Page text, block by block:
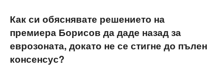
Как си обяснявате решението на
премиера Борисов да даде назад за
еврозоната, докато не се стигне до пълен
консенсус?